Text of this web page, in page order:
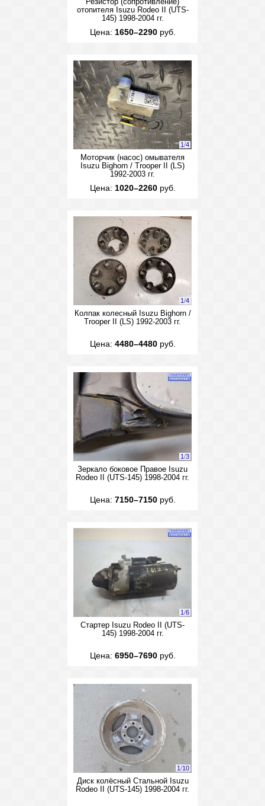
Резистор (сопротивление)
отопителя Isuzu Rodeo II (UTS-
145) 1998-2004 гг.
Цена: 1650–2290руб.
1/4
Моторчик (насос) омывателя
Isuzu Bighorn / Trooper II (LS)
1992-2003 гг.
Цена: 1020–2260руб.
1/4
Колпак колесный Isuzu Bighorn /
Trooper II (LS) 1992-2003 гг.
Цена: 4480–4480руб.
1/3
Зеркало боковое Правое Isuzu
Rodeo II (UTS-145) 1998-2004 гг.
Цена: 7150–7150руб.
1/6
Стартер Isuzu Rodeo II (UTS-
145) 1998-2004 гг.
Цена: 6950–7690руб.
1/10
Диск колёсный Стальной Isuzu
Rodeo II (UTS-145) 1998-2004 гг.